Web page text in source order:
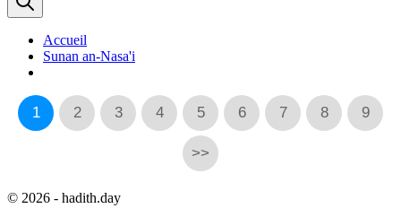
Accueil
Sunan an-Nasa'i
1 2 3 4 5 6 7 8 9
>>
© 2026 - hadith.day